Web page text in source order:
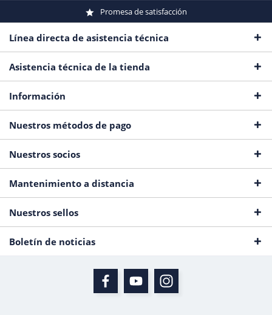
Promesa de satisfacción
Línea directa de asistencia técnica
Asistencia técnica de la tienda
Información
Nuestros métodos de pago
Nuestros socios
Mantenimiento a distancia
Nuestros sellos
Boletín de noticias